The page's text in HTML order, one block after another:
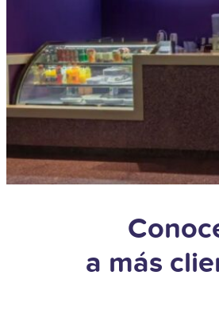
a más